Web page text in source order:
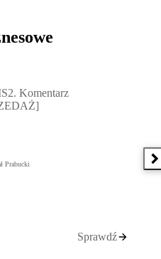
[PRZEDSPRZEDAŻ],
Komentarz
Prabucki
Sprawdź